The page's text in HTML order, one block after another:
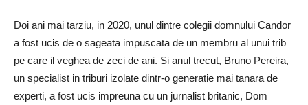
Doi ani mai tarziu, in 2020, unul dintre colegii domnului Candor
a fost ucis de o sageata impuscata de un membru al unui trib
pe care il veghea de zeci de ani. Si anul trecut, Bruno Pereira,
un specialist in triburi izolate dintr-o generatie mai tanara de
experti, a fost ucis impreuna cu un jurnalist britanic, Dom